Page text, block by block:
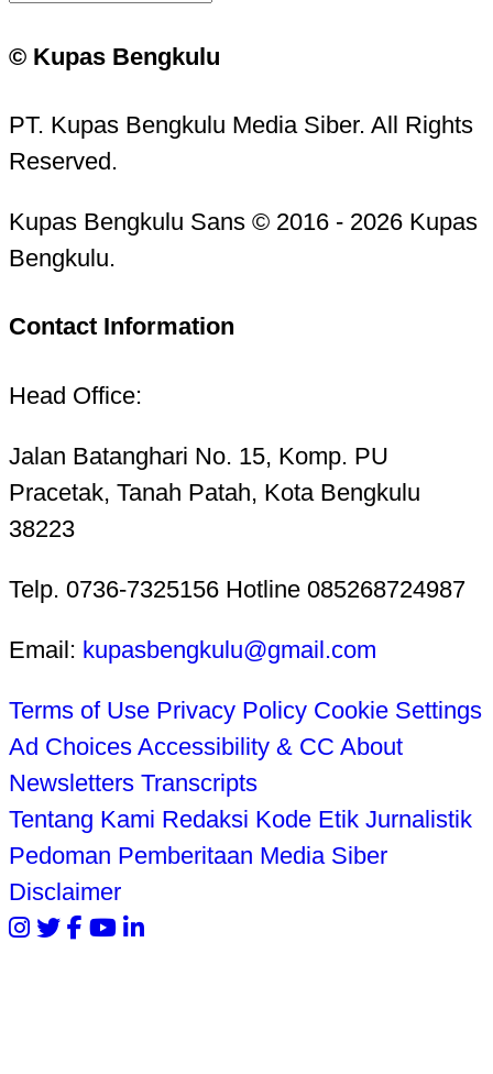
© Kupas Bengkulu
PT. Kupas Bengkulu Media Siber. All Rights
Reserved.
Kupas Bengkulu Sans © 2016 - 2026 Kupas
Bengkulu.
Contact Information
Head Office:
Jalan Batanghari No. 15, Komp. PU
Pracetak, Tanah Patah, Kota Bengkulu
38223
Telp. 0736-7325156 Hotline 085268724987
Email: kupasbengkulu@gmail.com
Terms of Use Privacy Policy Cookie Settings
Ad Choices Accessibility & CC About
Newsletters Transcripts
Tentang Kami Redaksi Kode Etik Jurnalistik
Pedoman Pemberitaan Media Siber
Disclaimer